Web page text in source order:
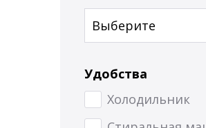
Удобства
Холодильник